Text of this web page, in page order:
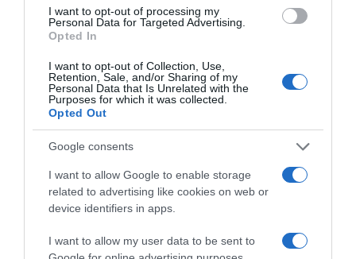
I want to opt-out of processing my
Personal Data for Targeted Advertising.
Opted In
I want to opt-out of Collection, Use,
Retention, Sale, and/or Sharing of my
Personal Data that Is Unrelated with the
Purposes for which it was collected.
Opted Out
Google consents
I want to allow Google to enable storage
related to advertising like cookies on web or
device identifiers in apps.
I want to allow my user data to be sent to
ΑΘΛΗΤΙΚΑ
Παγκόσμιο Κ20: Ασημένιο μετάλλιο
στο μήκος για την Έβελυν